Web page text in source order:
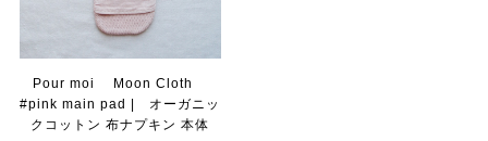
Pour moi Moon Cloth
#pink main pad | オーガニッ
クコットン 布ナプキン 本体